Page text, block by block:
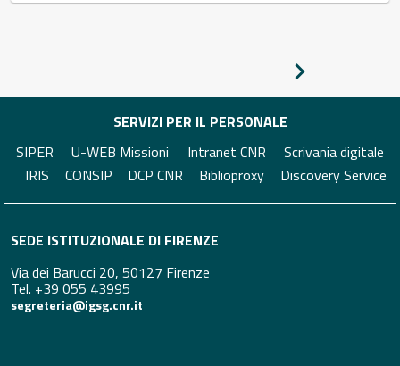
SERVIZI PER IL PERSONALE
SIPER
U-WEB Missioni Intranet CNR
Scrivania digitale
IRIS
CONSIP DCP CNR Biblioproxy Discovery Service
SEDE ISTITUZIONALE DI FIRENZE
Via dei Barucci 20, 50127 Firenze
Tel. +39 055 43995
segreteria@igsg.cnr.it